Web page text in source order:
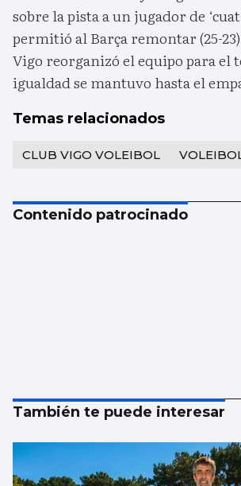
sobre la pista a un jugador de
permitió al Barça remontar (25-
Vigo reorganizó el equipo para el
igualdad se mantuvo hasta el
Temas relacionados
CLUB VIGO VOLEIBOL
Contenido patrocinado
También te puede interesar